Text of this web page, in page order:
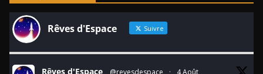
Rêves d'Espace Suivre
Rêves d'Espace @revesdespace · 4 Août